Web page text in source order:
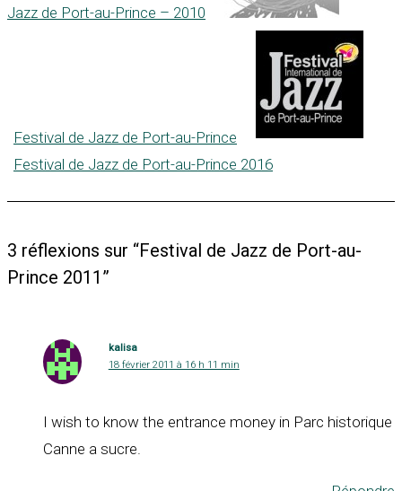
Jazz de Port-au-Prince – 2010
Festival de Jazz de Port-au-Prince
Festival de Jazz de Port-au-Prince 2016
3 réflexions sur “Festival de Jazz de Port-au-
Prince 2011”
kalisa
18 février 2011 à 16 h 11 min
I wish to know the entrance money in Parc historique
Canne a sucre.